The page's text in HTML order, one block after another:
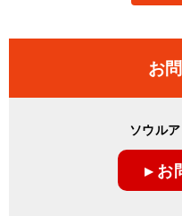
お
ソウル
▸ お